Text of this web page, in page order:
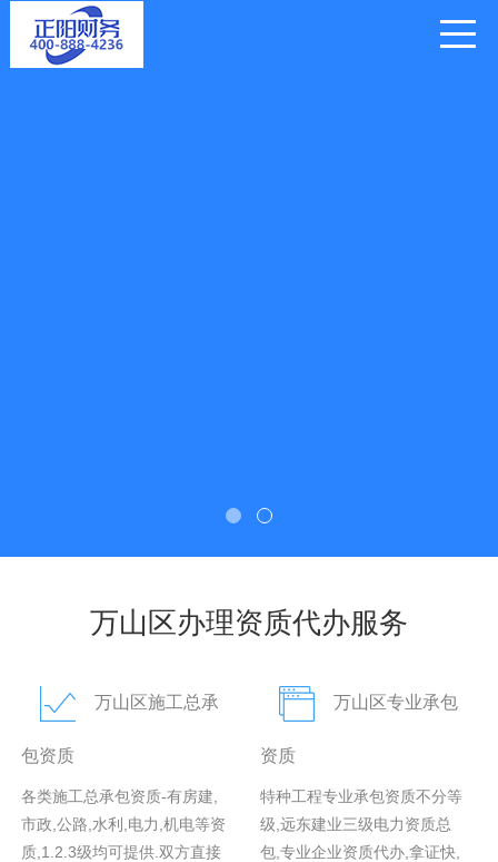
万山区办理资质代办服务
万山区施工总承
包资质
各类施工总承包资质-有房建,
市政,公路,水利,电力,机电等资
质,1.2.3级均可提供.双方直接
万山区专业承包
资质
特种工程专业承包资质不分等
级,远东建业三级电力资质总
包,专业企业资质代办,拿证快,